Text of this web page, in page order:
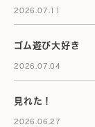
2026.07.11
ゴム遊び大好き
2026.07.04
見れた！
2026.06.27